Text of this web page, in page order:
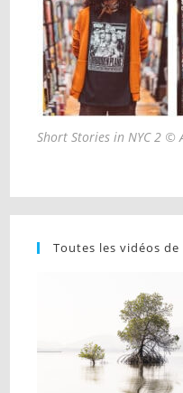
Short Stories in NYC 2 ©
Toutes les vidéos